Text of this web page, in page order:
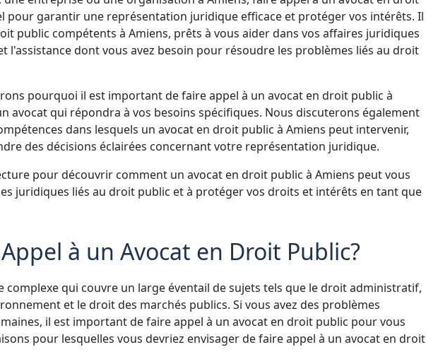
pour garantir une représentation juridique efficace et protéger vos intérêts. Il
public compétents à Amiens, prêts à vous aider dans vos affaires juridiques
l'assistance dont vous avez besoin pour résoudre les problèmes liés au droit
pourquoi il est important de faire appel à un avocat en droit public à
avocat qui répondra à vos besoins spécifiques. Nous discuterons également
dans lesquels un avocat en droit public à Amiens peut intervenir,
des décisions éclairées concernant votre représentation juridique.
pour découvrir comment un avocat en droit public à Amiens peut vous
juridiques liés au droit public et à protéger vos droits et intérêts en tant que
à un Avocat en Droit Public?
complexe qui couvre un large éventail de sujets tels que le droit administratif,
et le droit des marchés publics. Si vous avez des problèmes
il est important de faire appel à un avocat en droit public pour vous
pour lesquelles vous devriez envisager de faire appel à un avocat en droit